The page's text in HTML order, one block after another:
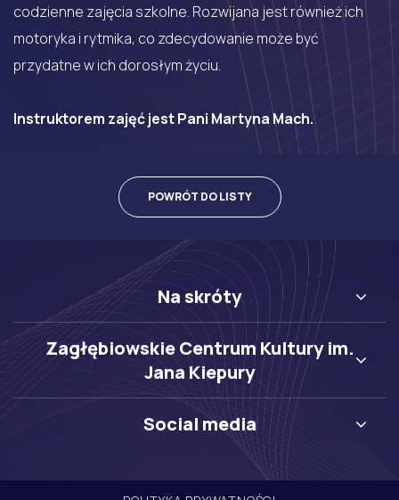
codzienne zajęcia szkolne. Rozwijana jest również ich
motoryka i rytmika, co zdecydowanie może być
przydatne w ich dorosłym życiu.
Instruktorem zajęć jest Pani Martyna Mach.
POWRÓT DO LISTY
Na skróty
Zagłębiowskie Centrum Kultury im.
Jana Kiepury
Social media